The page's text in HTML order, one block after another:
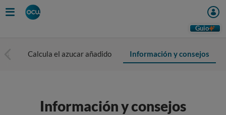
Guio
Calcula el azucar añadido Información y consejos
Información y consejos